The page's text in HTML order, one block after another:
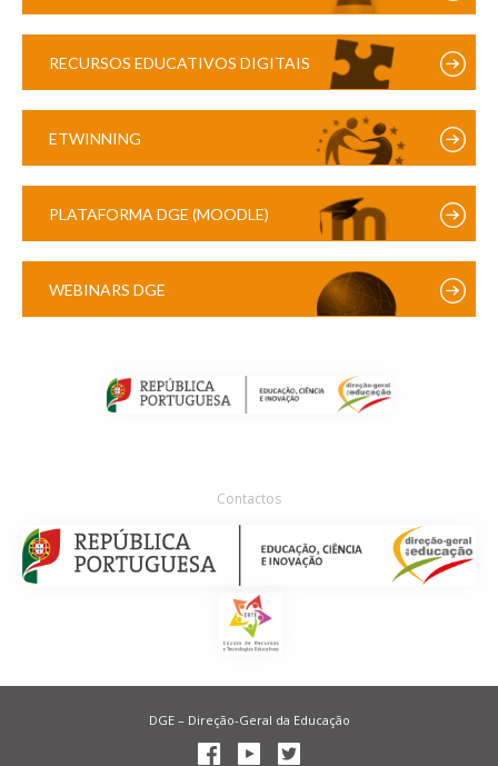
RECURSOS EDUCATIVOS DIGITAIS
ETWINNING
PLATAFORMA DGE (MOODLE)
WEBINARS DGE
Contactos
DGE – Direção-Geral da Educação